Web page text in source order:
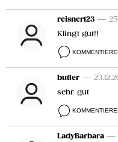
reisner123 —
Klingt gut!!
butler —
sehr gut
LadyBarbara —